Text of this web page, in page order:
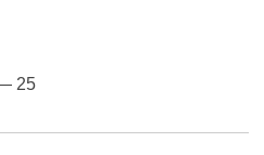
25